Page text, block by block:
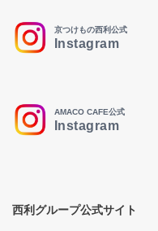
京つけもの西利公式
Instagram
AMACO CAFE公式
Instagram
西利グループ公式サイト